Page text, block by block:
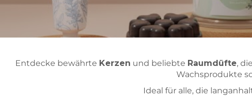
Entdecke bewährte Kerzen und beliebte Raumdüfte,
Wachsprodukte
Ideal für alle, die